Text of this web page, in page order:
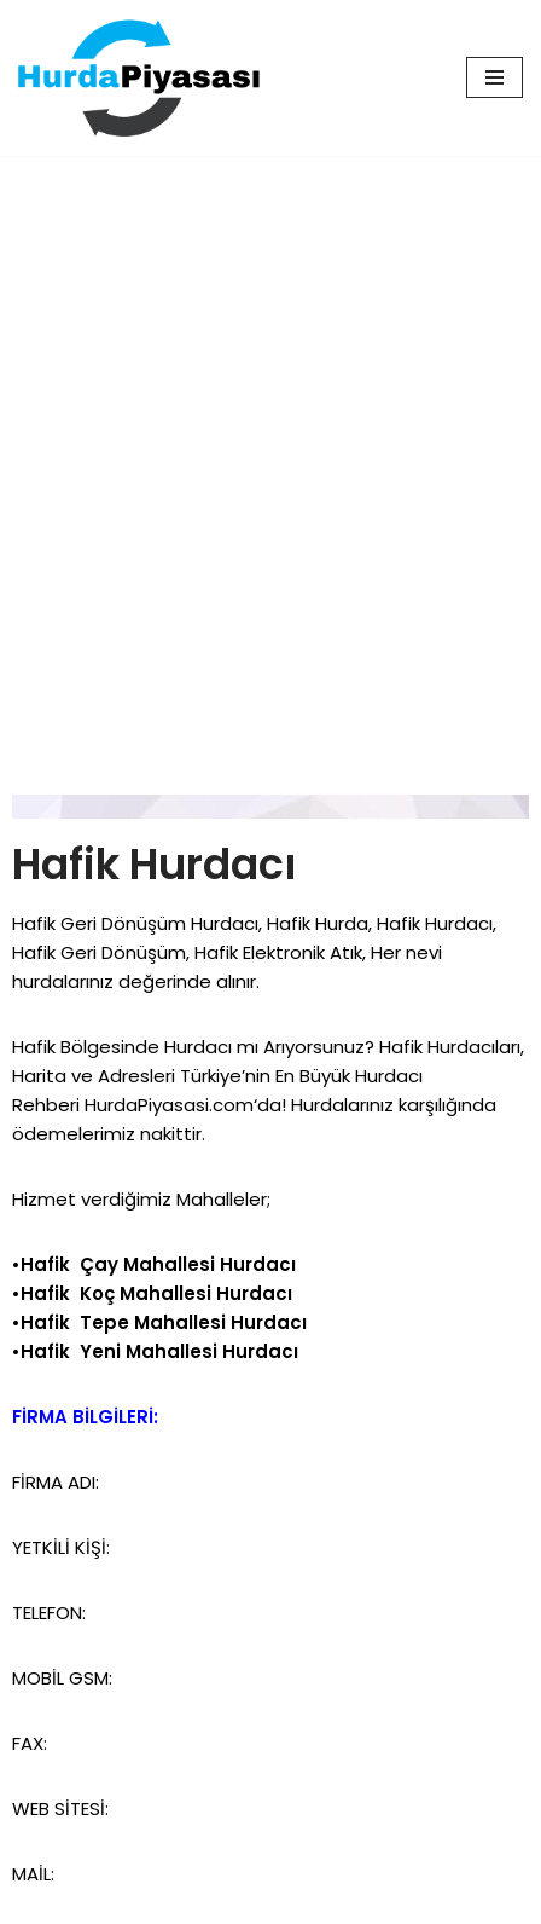
İçeriğe
geç
Hafik Hurdacı
Hafik Geri Dönüşüm Hurdacı, Hafik Hurda, Hafik Hurdacı,
Hafik Geri Dönüşüm, Hafik Elektronik Atık, Her nevi
hurdalarınız değerinde alınır.
Hafik Bölgesinde Hurdacı mı Arıyorsunuz? Hafik Hurdacıları,
Harita ve Adresleri Türkiye’nin En Büyük Hurdacı
RehberiHurdaPiyasasi.com‘da! Hurdalarınız karşılığında
ödemelerimiz nakittir.
Hizmet verdiğimiz Mahalleler;
•Hafik Çay Mahallesi Hurdacı
•Hafik Koç Mahallesi Hurdacı
•Hafik Tepe Mahallesi Hurdacı
•Hafik Yeni Mahallesi Hurdacı
FİRMA BİLGİLERİ:
FİRMA ADI:
YETKİLİ KİŞİ:
TELEFON:
MOBİL GSM:
FAX:
WEB SİTESİ:
MAİL: